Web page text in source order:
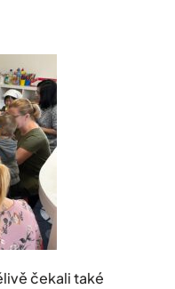
čekali také